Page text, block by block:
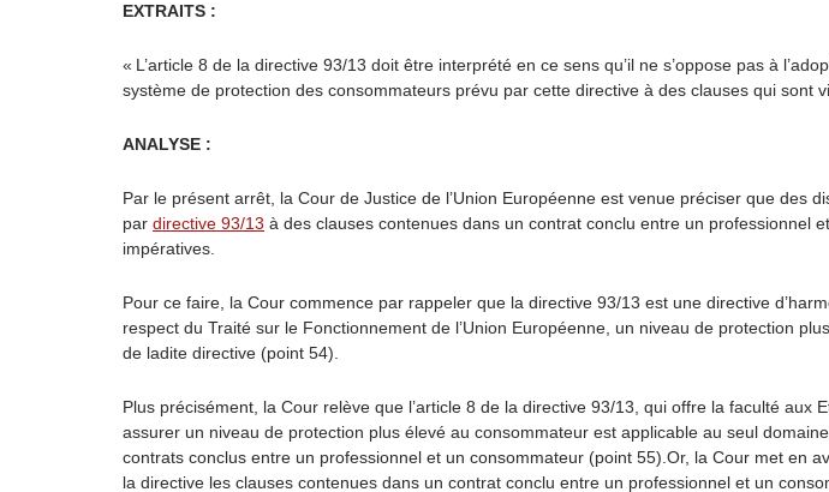
EXTRAITS :
« L’article 8 de la directive 93/13 doit être interprété en ce sens qu’il ne s’oppose pas à
système de protection des consommateurs prévu par cette directive à des clauses qui sont
ANALYSE :
Par le présent arrêt, la Cour de Justice de l’Union Européenne est venue préciser que des
par directive 93/13 à des clauses contenues dans un contrat conclu entre un professionnel
impératives.
Pour ce faire, la Cour commence par rappeler que la directive 93/13 est une directive
respect du Traité sur le Fonctionnement de l’Union Européenne, un niveau de protection
de ladite directive (point 54).
Plus précisément, la Cour relève que l’article 8 de la directive 93/13, qui offre la faculté
assurer un niveau de protection plus élevé au consommateur est applicable au seul
contrats conclus entre un professionnel et un consommateur (point 55).Or, la Cour met en
la directive les clauses contenues dans un contrat conclu entre un professionnel et un